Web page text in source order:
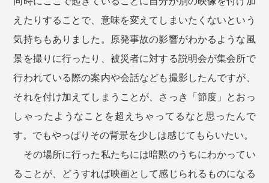
えたりすることで、意味を変えてしまいたくないという
気持ちもありました。原発事故の影響がわかるような風
景を撮りに行ったり、被災者に対する説明会が集会所で
行われている際の案内や会話なども撮影したんですが、
それを付け加えてしまうことが、さっき「節度」とおっ
しゃったようなことを超えちゃってるなと思ったんで
す。でもやっぱりその背景を少しは感じてもらいたい。
その場所に行った私たちには暗黙のうちにわかってい
ることが、どうすれば映画として感じられるものになる